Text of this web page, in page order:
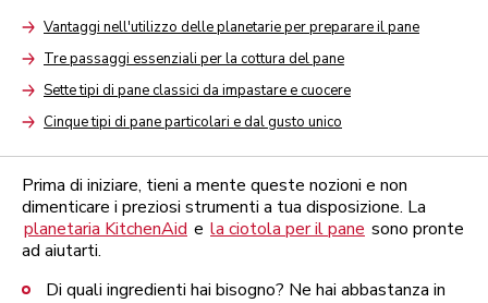
ArrowVantaggi nell'utilizzo delle planetarie per preparare il pane
ArrowTre passaggi essenziali per la cottura del pane
ArrowSette tipi di pane classici da impastare e cuocere
ArrowCinque tipi di pane particolari e dal gusto unico
Prima di iniziare, tieni a mente queste nozioni e non
dimenticare i preziosi strumenti a tua disposizione. La
planetaria KitchenAid e la ciotola per il pane sono pronte
ad aiutarti.
Di quali ingredienti hai bisogno? Ne hai abbastanza in